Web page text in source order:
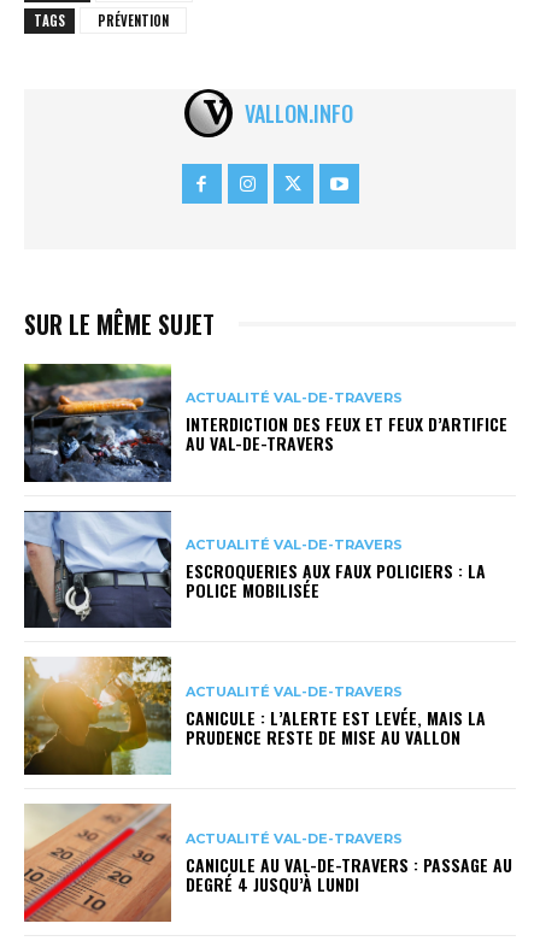
TAGS
PRÉVENTION
VALLON.INFO
SUR LE MÊME SUJET
ACTUALITÉ VAL-DE-TRAVERS
INTERDICTION DES FEUX ET FEUX D’ARTIFICE
AU VAL-DE-TRAVERS
ACTUALITÉ VAL-DE-TRAVERS
ESCROQUERIES AUX FAUX POLICIERS : LA
POLICE MOBILISÉE
ACTUALITÉ VAL-DE-TRAVERS
CANICULE : L’ALERTE EST LEVÉE, MAIS LA
PRUDENCE RESTE DE MISE AU VALLON
ACTUALITÉ VAL-DE-TRAVERS
CANICULE AU VAL-DE-TRAVERS : PASSAGE AU
DEGRÉ 4 JUSQU’À LUNDI